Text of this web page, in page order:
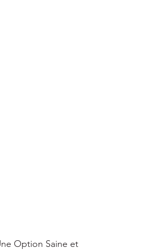
Option Saine et